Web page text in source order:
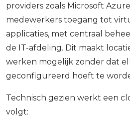
providers zoals Microsoft
medewerkers toegang tot
applicaties, met centraal
de IT-afdeling. Dit maakt
werken mogelijk zonder dat
geconfigureerd hoeft te
Technisch gezien werkt een
volgt: